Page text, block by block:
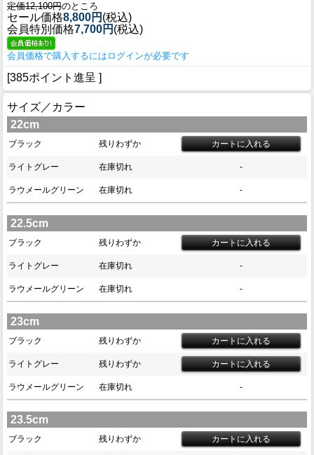
定価12,100円のところ
セール価格8,800円 (税込)
会員特別価格7,700円 (税込)
会員価格で購入するにはログインが必要です
[385ポイント進呈 ]
サイズ／カラー
22cm
ブラック 残りわずか
ライトグレー 在庫切れ -
ラウメールグリーン 在庫切れ -
22.5cm
ブラック 残りわずか
ライトグレー 在庫切れ -
ラウメールグリーン 在庫切れ -
23cm
ブラック 残りわずか
ライトグレー 残りわずか
ラウメールグリーン 在庫切れ -
23.5cm
ブラック 残りわずか